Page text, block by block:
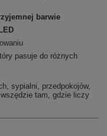
barwie
pasuje do różnych
sypialni, przedpokojów,
tam, gdzie liczy